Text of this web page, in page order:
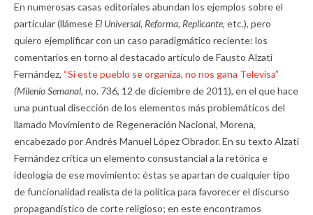
En numerosas casas editoriales abundan los ejemplos sobre el
particular (llámeseEl Universal, Reforma, Replicante, etc.), pero
quiero ejemplificar con un caso paradigmático reciente: los
comentarios en torno al destacado artículo de Fausto Alzati
Fernández, “Si este pueblo se organiza, no nos gana Televisa”
(Milenio Semanal, no. 736, 12 de diciembre de 2011), en el que hace
una puntual disección de los elementos más problemáticos del
llamado Movimiento de Regeneración Nacional, Morena,
encabezado por Andrés Manuel López Obrador. En su texto Alzati
Fernández critica un elemento consustancial a la retórica e
ideología de ese movimiento: éstas se apartan de cualquier tipo
de funcionalidad realista de la política para favorecer el discurso
propagandístico de corte religioso; en este encontramos